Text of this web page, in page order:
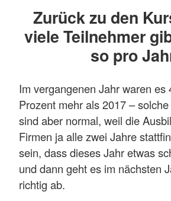
Zurück zu den
viele Teilnehmer
so pro
Im vergangenen Jahr waren es
Prozent mehr als 2017 –
sind aber normal, weil die
Firmen ja alle zwei Jahre
sein, dass dieses Jahr etwas
und dann geht es im nächsten
richtig ab.